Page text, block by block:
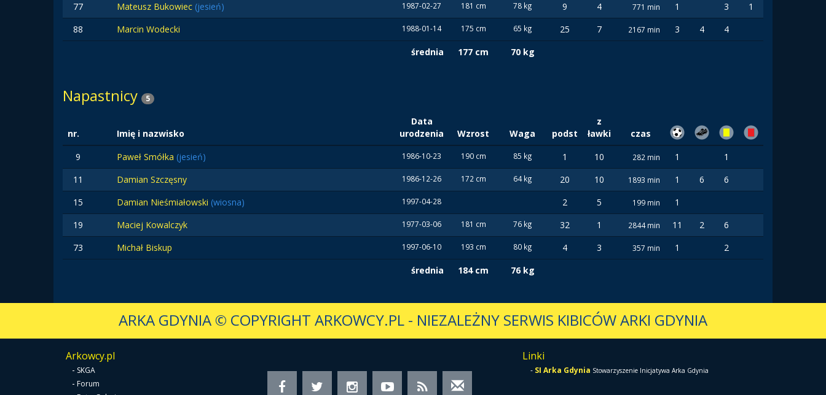
77
Mateusz Bukowiec (jesień) 1987-02-27 181 cm 78 kg 9 4 771 min 1 3
1
88
Marcin Wodecki 1988-01-14 175 cm 65 kg 25 7 2167 min 3 4
4
średnia
177 cm 70 kg
Napastnicy 5
nr. Imię i nazwisko
Data
urodzenia
Wzrost Waga podst
z
ławki
czas
9
Paweł Smółka (jesień) 1986-10-23 190 cm 85 kg 1 10 282 min 1
1
11
Damian Szczęsny 1986-12-26 172 cm 64 kg 20 10 1893 min 1 6
6
15
Damian Nieśmiałowski (wiosna) 1997-04-28 2 5 199 min
1
19
Maciej Kowalczyk 1977-03-06 181 cm 76 kg 32 1 2844 min 11 2
6
73
Michał Biskup 1997-06-10 193 cm 80 kg 4 3 357 min 1
2
średnia
184 cm 76 kg
ARKA GDYNIA© COPYRIGHT ARKOWCY.PL - NIEZALEŻNY SERWIS KIBICÓW ARKI GDYNIA
Arkowcy.pl
- SKGA
- Forum
Linki
- SI Arka Gdynia Stowarzyszenie Inicjatywa Arka Gdynia